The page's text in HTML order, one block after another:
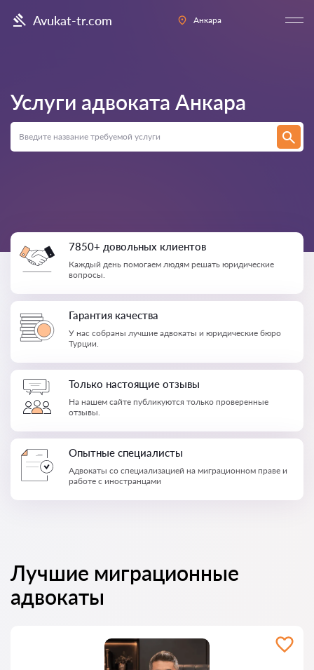
Avukat-tr.com Анкара
Услуги адвоката Анкара
7850+ довольных клиентов
Каждый день помогаем людям решать юридические
вопросы.
Гарантия качества
У нас собраны лучшие адвокаты и юридические бюро
Турции.
Только настоящие отзывы
На нашем сайте публикуются только проверенные
отзывы.
Опытные специалисты
Адвокаты со специализацией на миграционном праве и
работе с иностранцами
Лучшие миграционные
адвокаты